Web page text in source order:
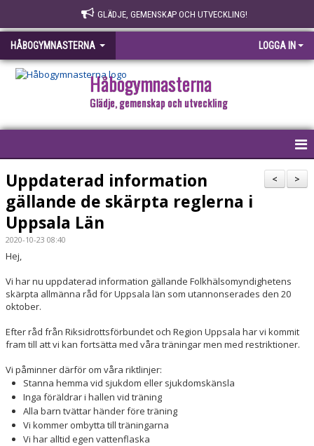
GLÄDJE, GEMENSKAP OCH UTVECKLING!
HÅBOGYMNASTERNA LOGGA IN
Håbogymnasterna
Glädje, gemenskap och utveckling
HEM
OM OSS
VÄRDEGRUND
BLI LEDARE
INFORMATION TILL MEDLEMMAR
KALENDER
>
<
Uppdaterad information
gällande de skärpta reglerna i
Uppsala Län
2020-10-23 08:40
Hej,
Vi har nu uppdaterad information gällande Folkhälsomyndighetens
skärpta allmänna råd för Uppsala län som utannonserades den 20
oktober.
Efter råd från Riksidrottsförbundet och Region Uppsala har vi kommit
fram till att vi kan fortsätta med våra träningar men med restriktioner.
Vi påminner därför om våra riktlinjer:
Stanna hemma vid sjukdom eller sjukdomskänsla
Inga föräldrar i hallen vid träning
Alla barn tvättar händer före träning
Vi kommer ombytta till träningarna
Vi har alltid egen vattenflaska